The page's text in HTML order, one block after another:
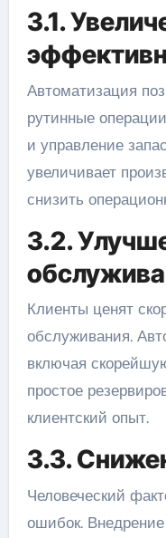
3.1.
Автоматизация
рутинные
и управление
увеличивает
снизить
3.2.
Клиенты ценят
обслуживания.
включая
простое
клиентский опыт.
3.3.
Человеческий
ошибок.